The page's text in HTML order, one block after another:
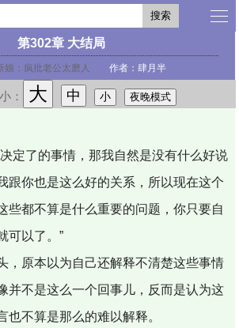
搜索
第302章 大结局
娘：疯批老公太磨人 作者：肆月半
： 大 中 小 夜晚模式
定了的事情，那我自然是没有什么好说
跟你也是这么好的关系，所以现在这个
些都不算是什么重要的问题，你只要自
可以了。”
，原本以为自己还解释不清楚这些事情
并不是这么一个回事儿，反而是认为这
也不算是那么的难以解释。